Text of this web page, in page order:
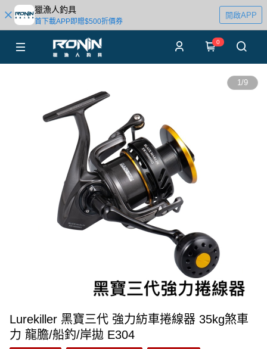
獵漁人釣具
首下載APP即贈$500折價券
開啟APP
0
1/9
Lurekiller 黑寶三代 強力紡車捲線器 35kg煞車
力 龍膽/船釣/岸拋 E304